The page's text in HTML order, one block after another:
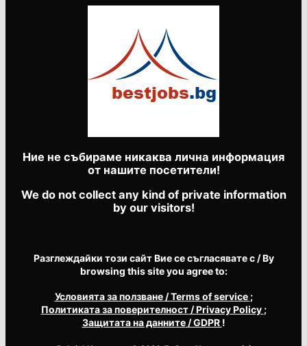
Ние не събираме никаква лична информация
от нашите посетители!
We do not collect any kind of private information
by our visitors!
Разглеждайки този сайт Вие се съгласявате с / By
browsing this site you agree to:
Условията за ползване/ Terms of service ;
Политиката за поверителност/ Privacy Policy ;
Защитата на данните/ GDPR !